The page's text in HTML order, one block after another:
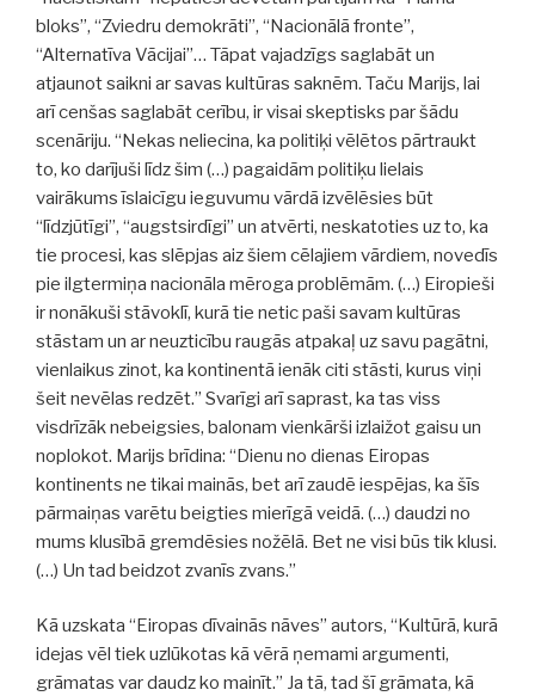
bloks”, “Zviedru demokrāti”, “Nacionālā fronte”,
“Alternatīva Vācijai”… Tāpat vajadzīgs saglabāt un
atjaunot saikni ar savas kultūras saknēm. Taču Marijs, lai
arī cenšas saglabāt cerību, ir visai skeptisks par šādu
scenāriju. “Nekas neliecina, ka politiķi vēlētos pārtraukt
to, ko darījuši līdz šim (…) pagaidām politiķu lielais
vairākums īslaicīgu ieguvumu vārdā izvēlēsies būt
“līdzjūtīgi”, “augstsirdīgi” un atvērti, neskatoties uz to, ka
tie procesi, kas slēpjas aiz šiem cēlajiem vārdiem, novedīs
pie ilgtermiņa nacionāla mēroga problēmām. (…) Eiropieši
ir nonākuši stāvoklī, kurā tie netic paši savam kultūras
stāstam un ar neuzticību raugās atpakaļ uz savu pagātni,
vienlaikus zinot, ka kontinentā ienāk citi stāsti, kurus viņi
šeit nevēlas redzēt.” Svarīgi arī saprast, ka tas viss
visdrīzāk nebeigsies, balonam vienkārši izlaižot gaisu un
noplokot. Marijs brīdina: “Dienu no dienas Eiropas
kontinents ne tikai mainās, bet arī zaudē iespējas, ka šīs
pārmaiņas varētu beigties mierīgā veidā. (…) daudzi no
mums klusībā gremdēsies nožēlā. Bet ne visi būs tik klusi.
(…) Un tad beidzot zvanīs zvans.”
Kā uzskata “Eiropas dīvainās nāves” autors, “Kultūrā, kurā
idejas vēl tiek uzlūkotas kā vērā ņemami argumenti,
grāmatas var daudz ko mainīt.” Ja tā, tad šī grāmata, kā